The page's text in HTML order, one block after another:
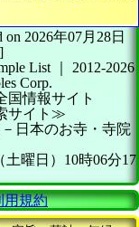
on 2026年07月28日
List
2012-2026
Corp.
国情報サイト
サイト≫
日本のお寺・寺院
土曜日）10時06分17
用規約